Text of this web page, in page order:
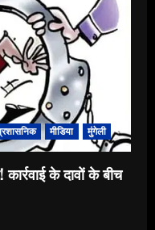
मीडिया मुंगेली
के दावों के बीच